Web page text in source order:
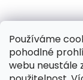
Používáme
pohodlné
webu neustále